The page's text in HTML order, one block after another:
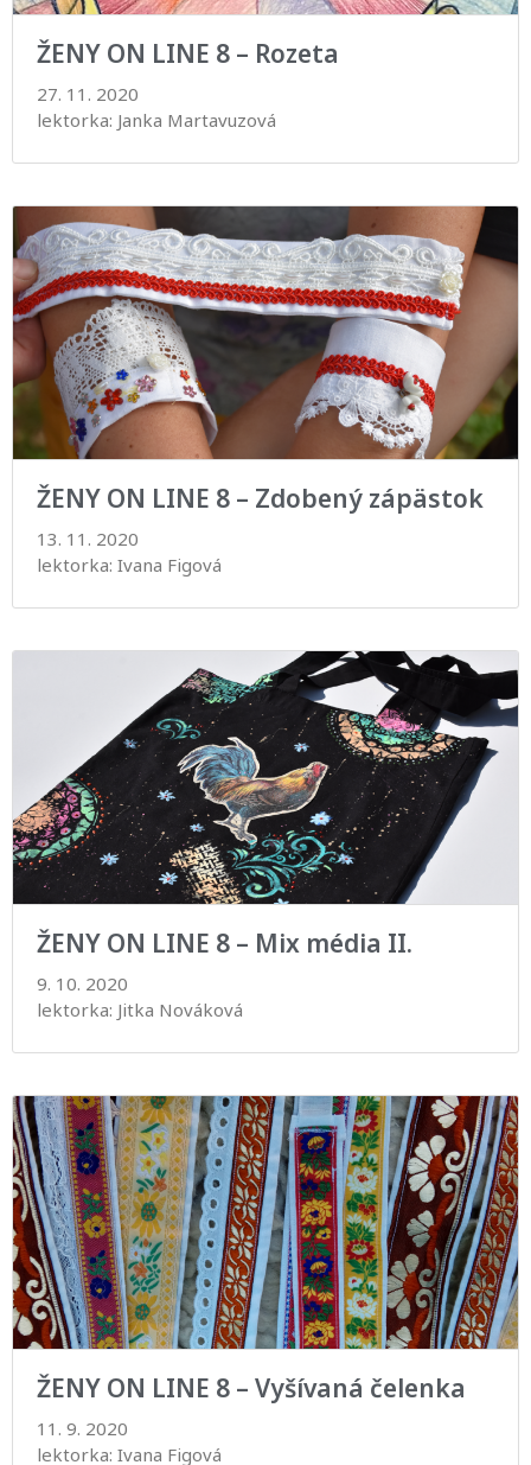
ŽENY ON LINE 8 – Rozeta
27. 11. 2020
lektorka: Janka Martavuzová
ŽENY ON LINE 8 – Zdobený zápästok
13. 11. 2020
lektorka: Ivana Figová
ŽENY ON LINE 8 – Mix média II.
9. 10. 2020
lektorka: Jitka Nováková
ŽENY ON LINE 8 – Vyšívaná čelenka
11. 9. 2020
lektorka: Ivana Figová